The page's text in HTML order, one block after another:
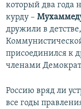
который два года
курду –
дружили в
присоединился к
членами
Россию вряд ли
все годы